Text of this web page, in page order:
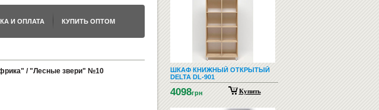
И ОПЛАТА КУПИТЬ ОПТОМ
/ "Лесные звери" №10
ШКАФ КНИЖНЫЙ ОТКРЫТЫЙ
DELTA DL-901
4098грн Купить